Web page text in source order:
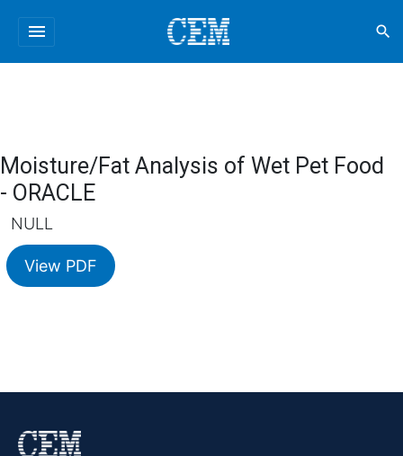
menu search
Moisture/Fat Analysis of Wet Pet Food
- ORACLE
NULL
View PDF